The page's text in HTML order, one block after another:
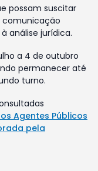
possam suscitar
comunicação
análise jurídica.
a 4 de outubro
permanecer até
turno.
Agentes Públicos
pela